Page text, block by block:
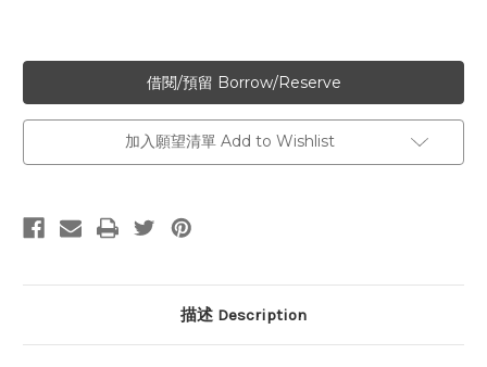
加入願望清單 Add to Wishlist
描述 Description